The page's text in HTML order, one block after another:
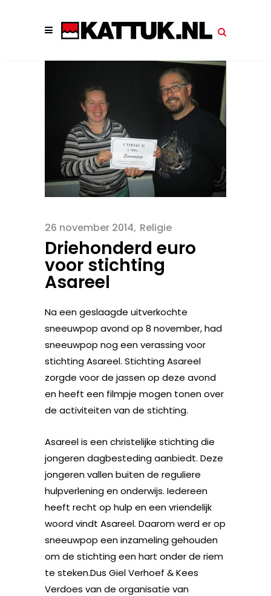
26 november 2014 Religie
Driehonderd euro
voor stichting
Asareel
Na een geslaagde uitverkochte
sneeuwpop avond op 8 november, had
sneeuwpop nog een verassing voor
stichting Asareel. Stichting Asareel
zorgde voor de jassen op deze avond
en heeft een filmpje mogen tonen over
de activiteiten van de stichting.
Asareel is een christelijke stichting die
jongeren dagbesteding aanbiedt. Deze
jongeren vallen buiten de reguliere
hulpverlening en onderwijs. Iedereen
heeft recht op hulp en een vriendelijk
woord vindt Asareel. Daarom werd er op
sneeuwpop een inzameling gehouden
om de stichting een hart onder de riem
te steken.Dus Giel Verhoef & Kees
Verdoes van de organisatie van